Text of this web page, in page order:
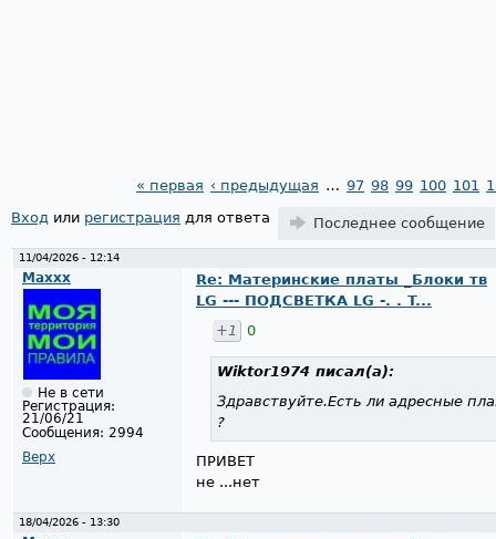
Страницы
« первая ‹ предыдущая … 97 98 99 100 101
Вход или регистрация для ответа Последнее сообщение
11/04/2026 - 12:14
Maxxx
Не в сети
Регистрация:
21/06/21
Сообщения: 2994
Верх
Re: Материнские платы _Блоки тв
LG --- ПОДСВЕТКА LG -. . T...
+1
0
Wiktor1974 писал(а):
Здравствуйте.Есть ли адресные
?
ПРИВЕТ
не ...нет
18/04/2026 - 13:30